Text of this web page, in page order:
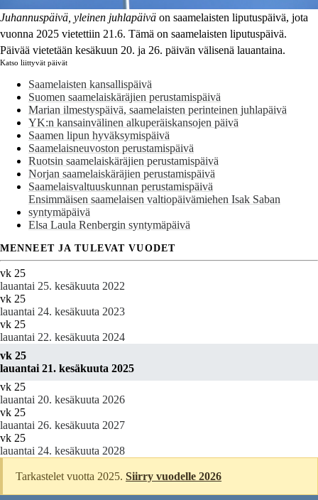
Juhannuspäivä, yleinen juhlapäivä on saamelaisten liputuspäivä, jota
vuonna 2025 vietettiin 21.6. Tämä on saamelaisten liputuspäivä.
Päivää vietetään kesäkuun 20. ja 26. päivän välisenä lauantaina.
Katso liittyvät päivät
Saamelaisten kansallispäivä
Suomen saamelaiskäräjien perustamispäivä
Marian ilmestyspäivä, saamelaisten perinteinen juhlapäivä
YK:n kansainvälinen alkuperäiskansojen päivä
Saamen lipun hyväksymispäivä
Saamelaisneuvoston perustamispäivä
Ruotsin saamelaiskäräjien perustamispäivä
Norjan saamelaiskäräjien perustamispäivä
Saamelaisvaltuuskunnan perustamispäivä
Ensimmäisen saamelaisen valtiopäivämiehen Isak Saban
syntymäpäivä
Elsa Laula Renbergin syntymäpäivä
MENNEET JA TULEVAT VUODET
vk 25
lauantai 25. kesäkuuta 2022
vk 25
lauantai 24. kesäkuuta 2023
vk 25
lauantai 22. kesäkuuta 2024
vk 25
lauantai 21. kesäkuuta 2025
vk 25
lauantai 20. kesäkuuta 2026
vk 25
lauantai 26. kesäkuuta 2027
vk 25
lauantai 24. kesäkuuta 2028
Tarkastelet vuotta 2025.Siirry vuodelle 2026